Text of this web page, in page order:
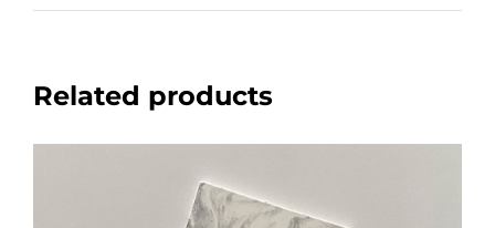
Related products